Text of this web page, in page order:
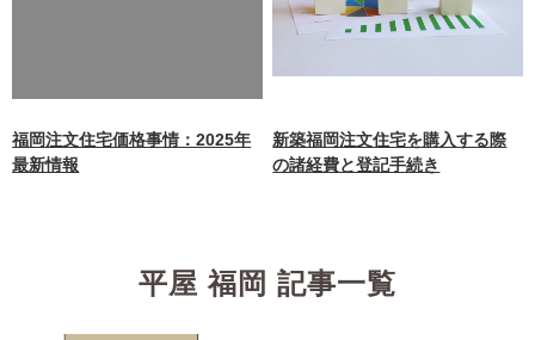
content/themes/nagasaki/f
unctions.phpon line87
福岡注文住宅価格事情：2025年
最新情報
新築福岡注文住宅を購入する際
の諸経費と登記手続き
平屋 福岡 記事一覧